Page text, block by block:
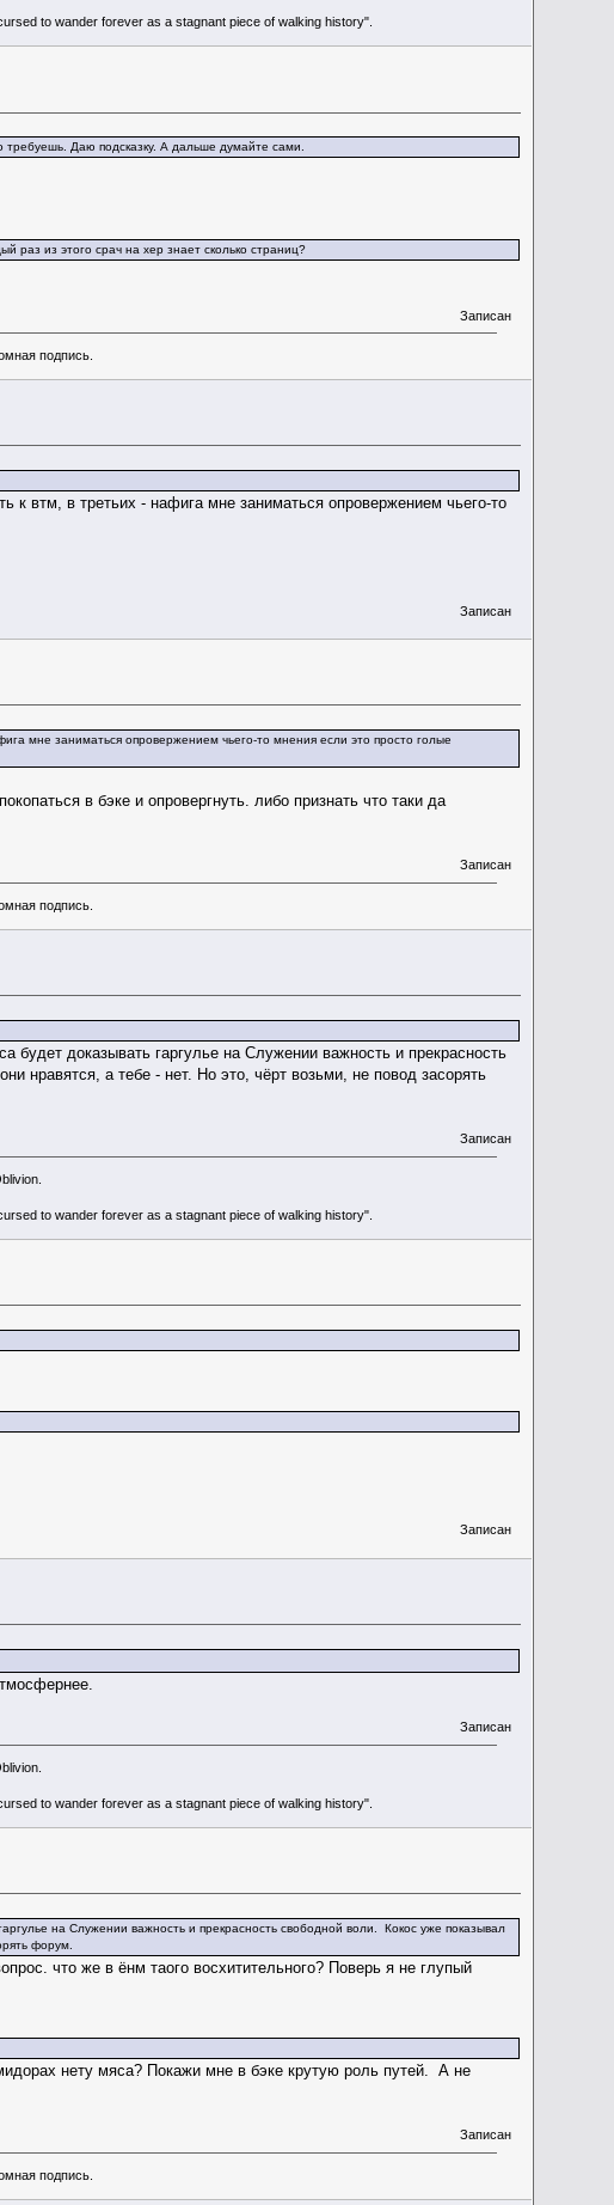
to wander forever as a stagnant piece of walking history".
Даю подсказку. А дальше думайте сами.
раз из этого срач на хер знает сколько страниц?
Записан
подпись.
к втм, в третьих - нафига мне заниматься опровержением чьего-то
Записан
мне заниматься опровержением чьего-то мнения если это просто голые
в бэке и опровергнуть. либо признать что таки да
Записан
подпись.
будет доказывать гаргулье на Служении важность и прекрасность
нравятся, а тебе - нет. Но это, чёрт возьми, не повод засорять
Записан
to wander forever as a stagnant piece of walking history".
Записан
Записан
to wander forever as a stagnant piece of walking history".
на Служении важность и прекрасность свободной воли. Кокос уже показывал
форум.
что же в ёнм таого восхитительного? Поверь я не глупый
нету мяса? Покажи мне в бэке крутую роль путей. А не
Записан
подпись.